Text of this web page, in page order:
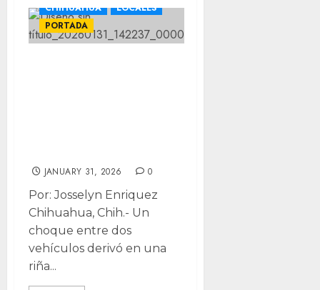
CHIHUAHUA
LOCALES
PORTADA
JANUARY 31, 2026 0
Por: Josselyn Enriquez
Chihuahua, Chih.- Un
choque entre dos
vehículos derivó en una
riña...